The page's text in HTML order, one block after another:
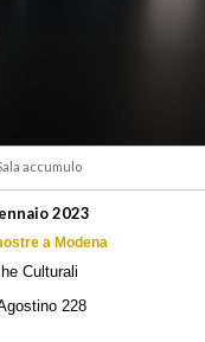
accumulo
2023
a Modena
Culturali
228